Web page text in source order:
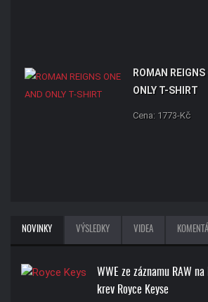
ROMAN REIGNS
ONLY T-SHIRT
Cena: 1773-Kč
NOVINKY VÝSLEDKY VIDEA
WWE ze záznamu RAW
krev Royce Keyse